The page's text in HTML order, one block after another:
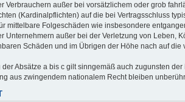
Verbrauchern außer bei vorsätzlichem oder grob
(Kardinalpflichten) auf die bei Vertragsschluss
mittelbare Folgeschäden wie insbesondere
Unternehmern außer bei der Verletzung von Leben,
Schäden und im Übrigen der Höhe nach auf
Absätze a bis c gilt sinngemäß auch zugunsten
aus zwingendem nationalem Recht bleiben